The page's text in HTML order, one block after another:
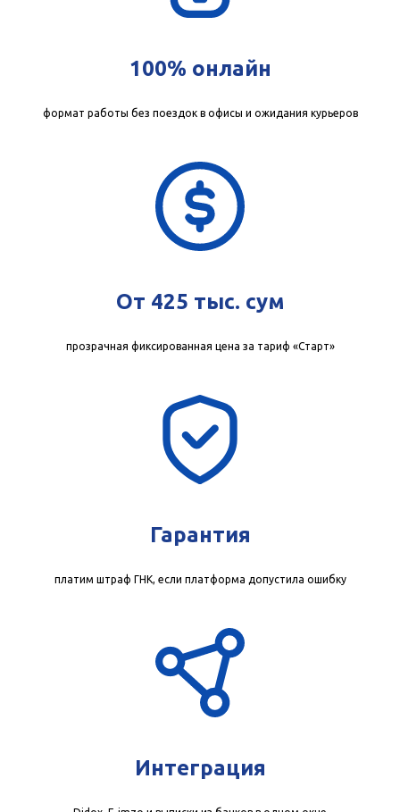
100% онлайн
формат работы без поездок в офисы и ожидания курьеров
От 425 тыс. сум
прозрачная фиксированная цена за тариф «Старт»
Гарантия
платим штраф ГНК, если платформа допустила ошибку
Интеграция